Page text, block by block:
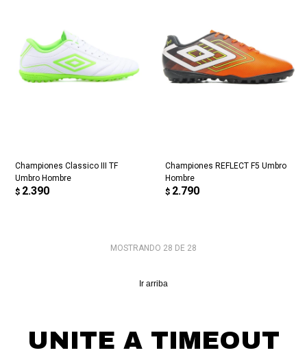
Championes Classico III TF
Umbro Hombre
$ 2.390
Championes REFLECT F5 Umbro
Hombre
$ 2.790
MOSTRANDO 28 DE 28
Ir arriba
UNITE A TIMEOUT